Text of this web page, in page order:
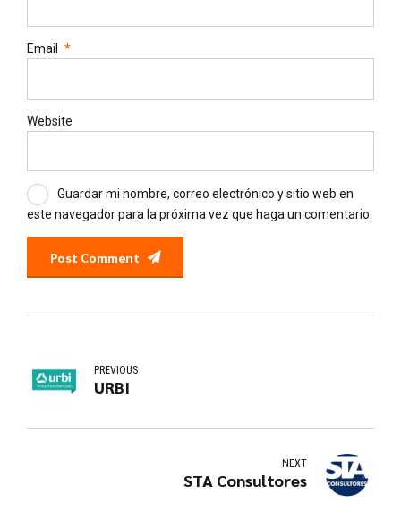
Email *
Website
Guardar mi nombre, correo electrónico y sitio web en
este navegador para la próxima vez que haga un comentario.
Post Comment
PREVIOUS
URBI
NEXT
STA Consultores